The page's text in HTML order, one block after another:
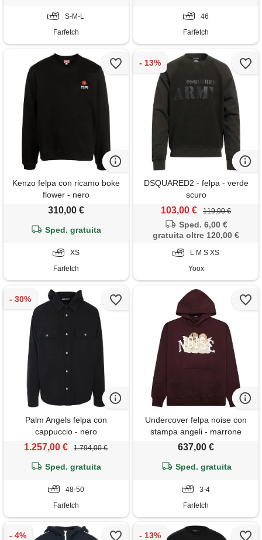
S-M-L
Farfetch
46
Farfetch
Kenzo felpa con ricamo boke
flower - nero
310,00 €
Sped. gratuita
XS
Farfetch
DSQUARED2 - felpa - verde
scuro
103,00 € 119,00 €
Sped. 6,00 €
gratuita oltre 120,00 €
L M S XS
Yoox
Palm Angels felpa con
cappuccio - nero
1.257,00 € 1.794,00 €
Sped. gratuita
48-50
Farfetch
Undercover felpa noise con
stampa angeli - marrone
637,00 €
Sped. gratuita
3-4
Farfetch